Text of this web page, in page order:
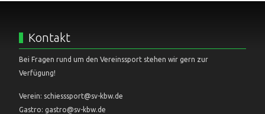
Kontakt
Bei Fragen rund um den Vereinssport stehen wir gern zur
Verfügung!
Verein: schiesssport@sv-kbw.de
Gastro: gastro@sv-kbw.de